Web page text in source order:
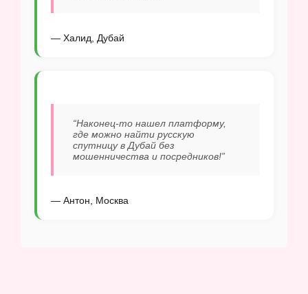
— Халид, Дубай
“Наконец-то нашел платформу,
где можно найти русскую
спутницу в Дубай без
мошенничества и посредников!”
— Антон, Москва